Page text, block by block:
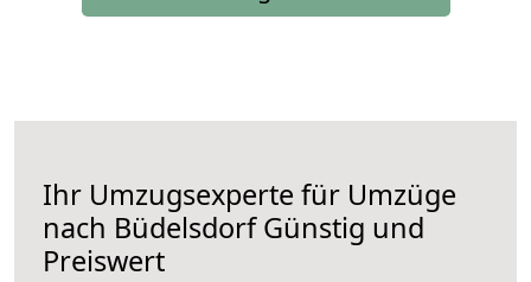
Ihr Umzugsexperte für Umzüge
nach BüdelsdorfGünstig und
Preiswert